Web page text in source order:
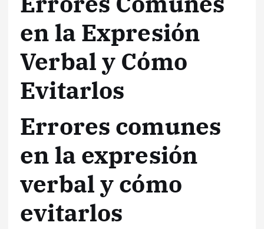
en la Expresión
Verbal y Cómo
Evitarlos
Errores comunes
en la expresión
verbal y cómo
evitarlos